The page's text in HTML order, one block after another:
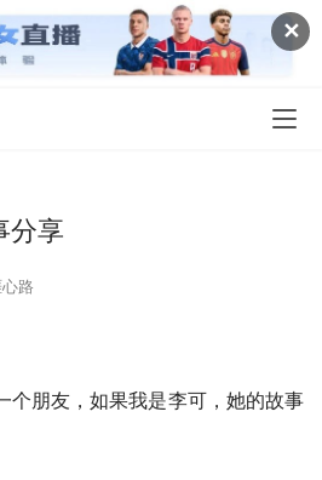
✕
分享
路
个朋友，如果我是李可，她的故事